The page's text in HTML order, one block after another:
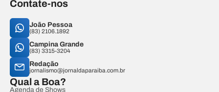
Contate-nos
João Pessoa
(83) 2106.1892
Campina Grande
(83) 3315-3204
Redação
jornalismo@jornaldaparaiba.com.br
Qual a Boa?
Agenda de Shows